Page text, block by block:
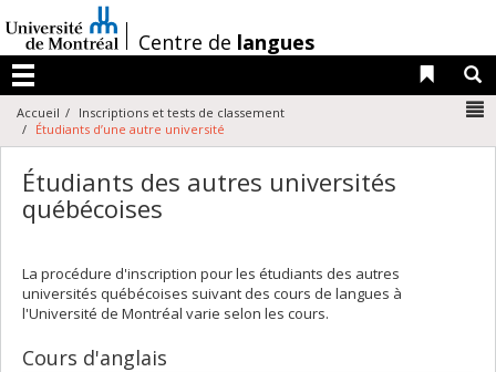
au
contenu
/
Centre de langues
Menu
Liens
Accueil
Inscriptions et tests de classement
Étudiants d’une autre université
Étudiants des autres universités
québécoises
La procédure d'inscription pour les étudiants des autres
universités québécoises suivant des cours de langues à
l'Université de Montréal varie selon les cours.
Cours d'anglais